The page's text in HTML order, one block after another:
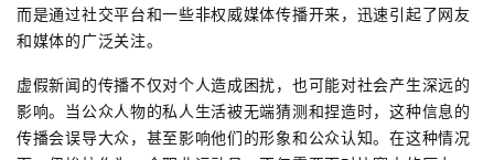
而是通过社交平台和一些非权威媒体传播开来，迅速引起了网友
和媒体的广泛关注。
虚假新闻的传播不仅对个人造成困扰，也可能对社会产生深远的
影响。当公众人物的私人生活被无端猜测和捏造时，这种信息的
传播会误导大众，甚至影响他们的形象和公众认知。在这种情况